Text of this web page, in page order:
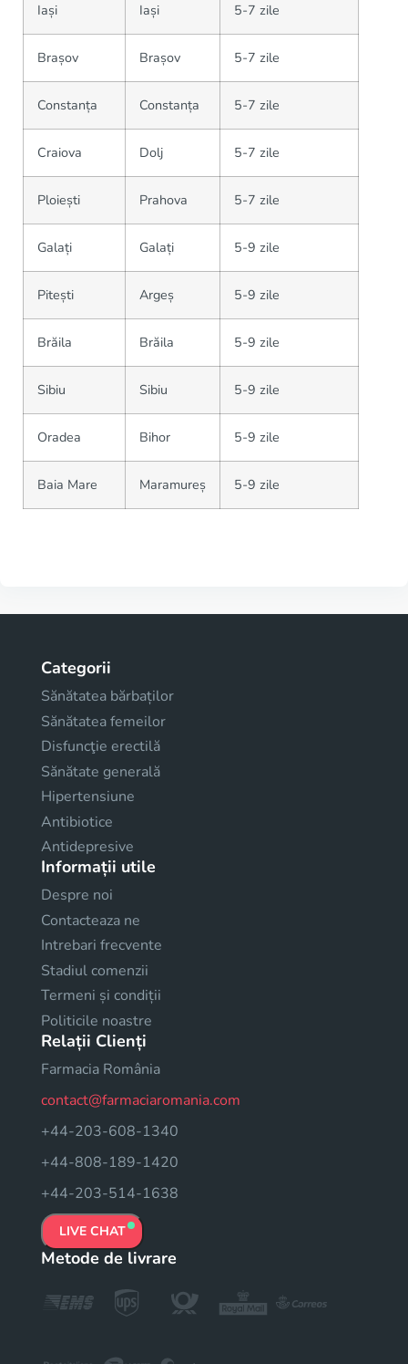
Iași Iași 5-7 zile
Brașov Brașov 5-7 zile
Constanța Constanța 5-7 zile
Craiova Dolj 5-7 zile
Ploiești Prahova 5-7 zile
Galați Galați 5-9 zile
Pitești Argeș 5-9 zile
Brăila Brăila 5-9 zile
Sibiu Sibiu 5-9 zile
Oradea Bihor 5-9 zile
Baia Mare Maramureș 5-9 zile
Categorii
Sănătatea bărbaților
Sănătatea femeilor
Disfuncţie erectilă
Sănătate generală
Hipertensiune
Antibiotice
Antidepresive
Informații utile
Despre noi
Contacteaza ne
Intrebari frecvente
Stadiul comenzii
Termeni și condiții
Politicile noastre
Relații Clienți
Farmacia România
contact@farmaciaromania.com
+44-203-608-1340
+44-808-189-1420
+44-203-514-1638
LIVE CHAT
Metode de livrare